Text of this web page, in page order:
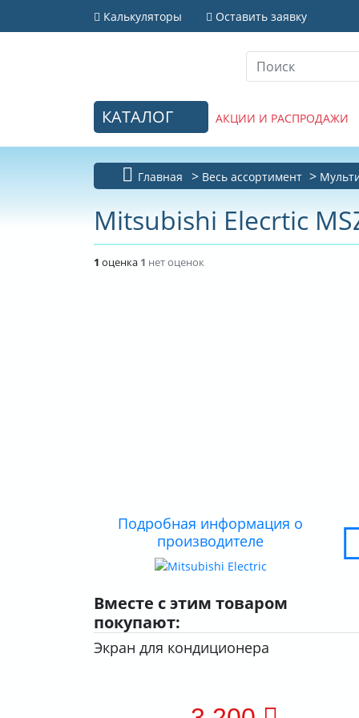
Калькуляторы Оставить заявку
КАТАЛОГ АКЦИИ И РАСПРОДАЖИ
Главная Весь ассортимент
Mitsubishi Elecrtic
1 оценка 1 нет оценок
Подробная информация о
производителе
Вместе с этим товаром
покупают:
Экран для кондиционера